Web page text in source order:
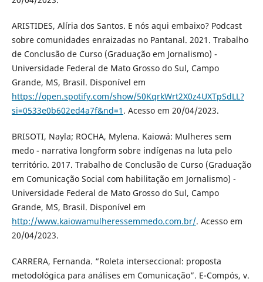
ARISTIDES, Alíria dos Santos. E nós aqui embaixo? Podcast
sobre comunidades enraizadas no Pantanal. 2021. Trabalho
de Conclusão de Curso (Graduação em Jornalismo) -
Universidade Federal de Mato Grosso do Sul, Campo
Grande, MS, Brasil. Disponível em
https://open.spotify.com/show/50KqrkWrt2X0z4UXTpSdLL?
si=0533e0b602ed4a7f&nd=1 . Acesso em 20/04/2023.
BRISOTI, Nayla; ROCHA, Mylena. Kaiowá: Mulheres sem
medo - narrativa longform sobre indígenas na luta pelo
território. 2017. Trabalho de Conclusão de Curso (Graduação
em Comunicação Social com habilitação em Jornalismo) -
Universidade Federal de Mato Grosso do Sul, Campo
Grande, MS, Brasil. Disponível em
http://www.kaiowamulheressemmedo.com.br/. Acesso em
20/04/2023.
CARRERA, Fernanda. “Roleta interseccional: proposta
metodológica para análises em Comunicação”. E-Compós, v.